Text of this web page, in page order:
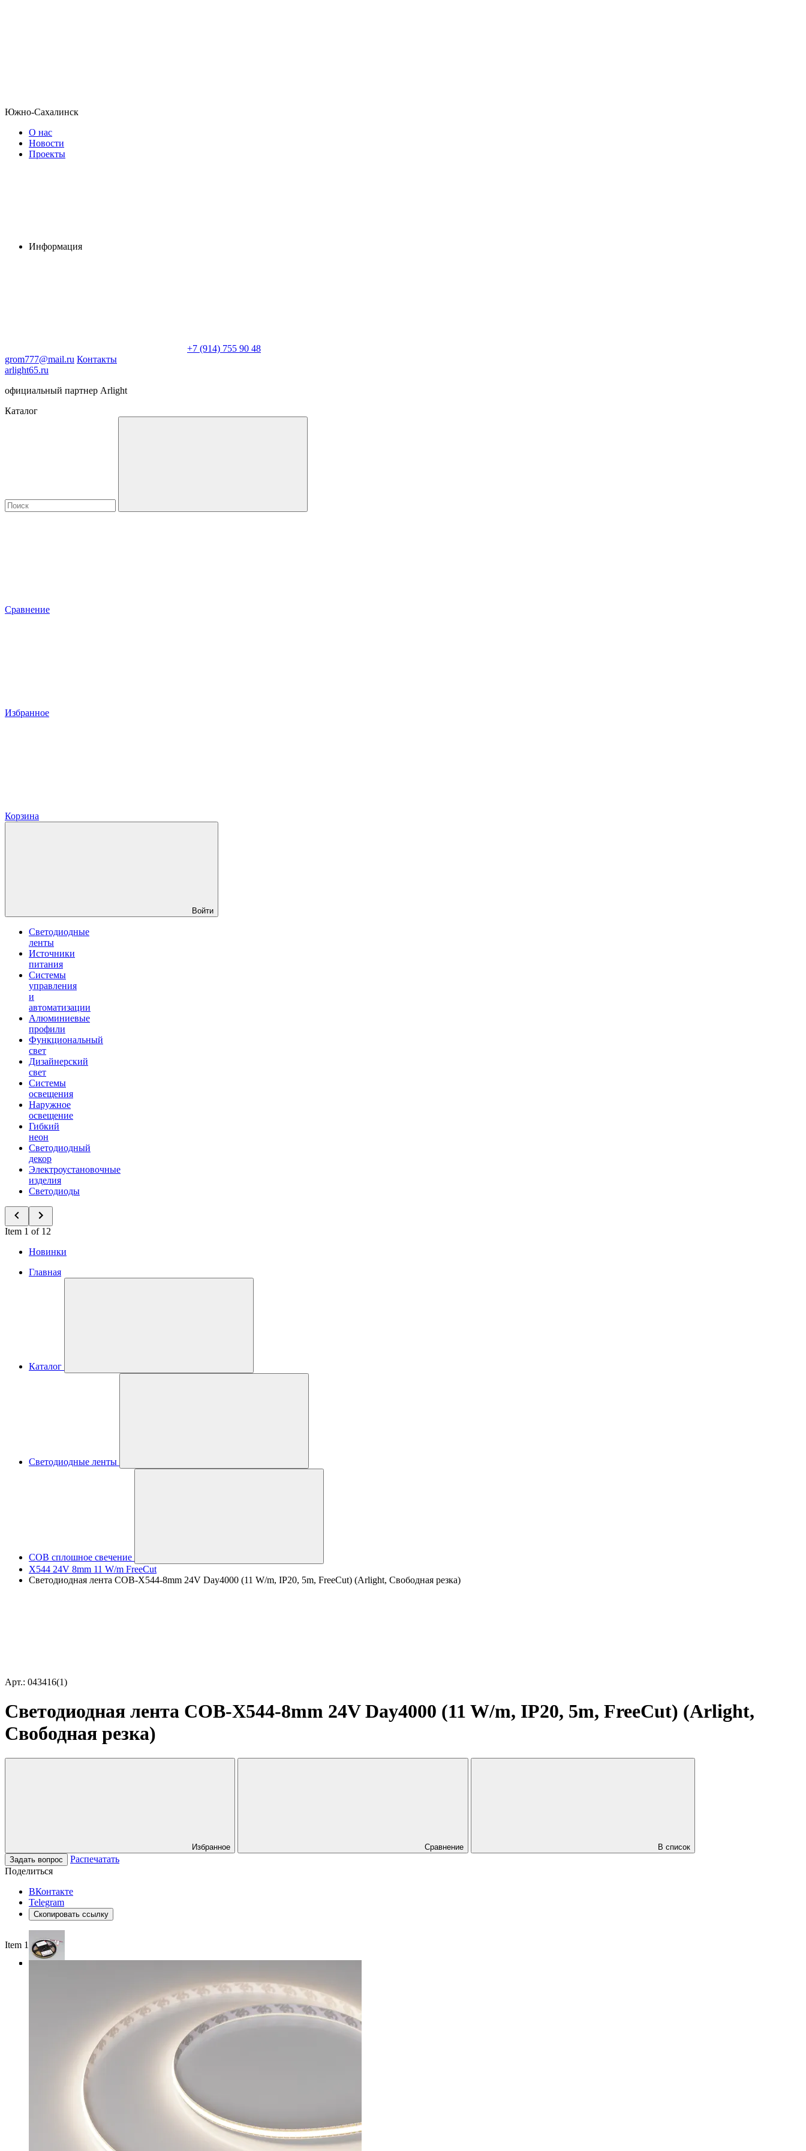
Южно-Сахалинск
О нас
Новости
Проекты
Информация
+7 (914) 755 90 48
grom777@mail.ru Контакты
arlight65.ru
официальный партнер Arlight
Каталог
Сравнение
Избранное
Корзина
Войти
Светодиодные
ленты
Источники
питания
Системы
управления
и
автоматизации
Алюминиевые
профили
Функциональный
свет
Дизайнерский
свет
Системы
освещения
Наружное
освещение
Гибкий
неон
Светодиодный
декор
Электроустановочные
изделия
Светодиоды
Item 1 of 12
Новинки
Главная
Каталог
Светодиодные ленты
COB сплошное свечение
X544 24V 8mm 11 W/m FreeCut
Светодиодная лента COB-X544-8mm 24V Day4000 (11 W/m, IP20, 5m, FreeCut) (Arlight, Свободная резка)
Арт.: 043416(1)
Светодиодная лента COB-X544-8mm 24V Day4000 (11 W/m, IP20, 5m, FreeCut) (Arlight,
Свободная резка)
Избранное Сравнение
В список
Задать вопрос
Распечатать
Поделиться
ВКонтакте
Telegram
Скопировать ссылку
Item 1 of 3